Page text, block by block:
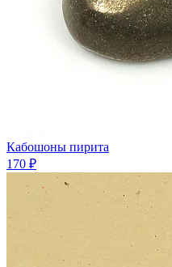
Кабошоны пирита
170 ₽